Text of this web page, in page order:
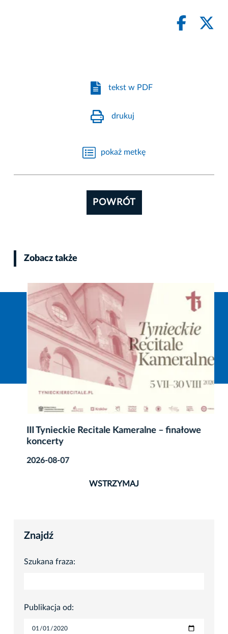
tekst w PDF
drukuj
pokaż metkę
POWRÓT
Zobacz także
III Tynieckie Recitale Kameralne – finałowe
koncerty
2026-08-07
WSTRZYMAJ
Znajdź
Szukana fraza:
Publikacja od: